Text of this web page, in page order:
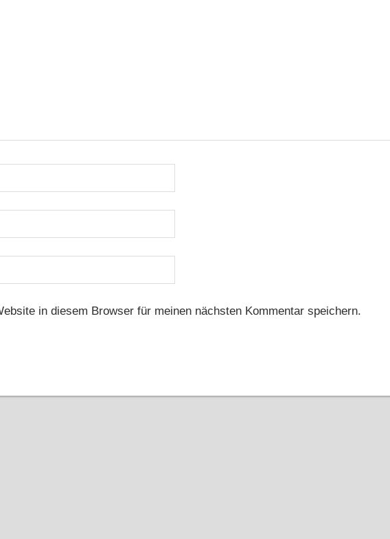
in diesem Browser für meinen nächsten Kommentar speichern.